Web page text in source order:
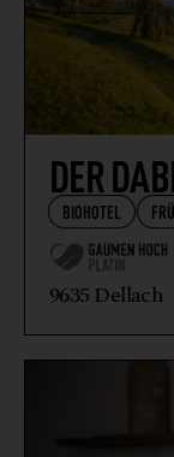
DER
BIOHOTEL
9635 Dellach